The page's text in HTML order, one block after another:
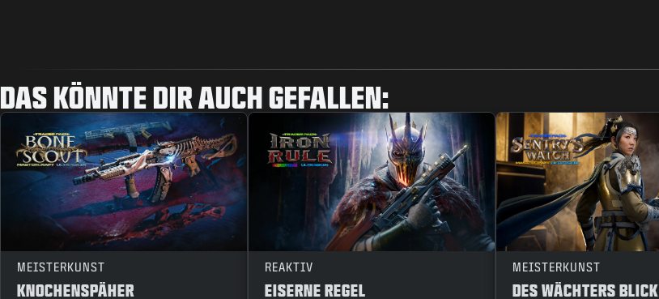
DAS KÖNNTE DIR AUCH GEFALLEN:
MEISTERKUNST
KNOCHENSPÄHER
REAKTIV
EISERNE REGEL
MEISTERKUNST
DES WÄCHTERS BLICK